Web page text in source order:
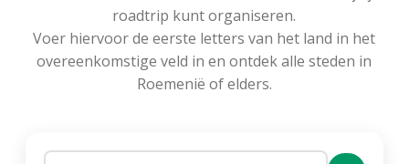
roadtrip kunt organiseren.
Voer hiervoor de eerste letters van het land in het
overeenkomstige veld in en ontdek alle steden in
Roemenië of elders.